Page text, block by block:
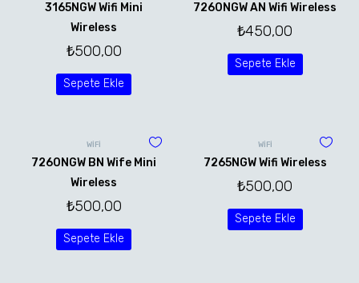
3165NGW Wifi Mini
Wireless
₺500,00
Sepete Ekle
7260NGW AN Wifi Wireless
₺450,00
Sepete Ekle
WİFİ
7260NGW BN Wife Mini
Wireless
₺500,00
Sepete Ekle
WİFİ
7265NGW Wifi Wireless
₺500,00
Sepete Ekle